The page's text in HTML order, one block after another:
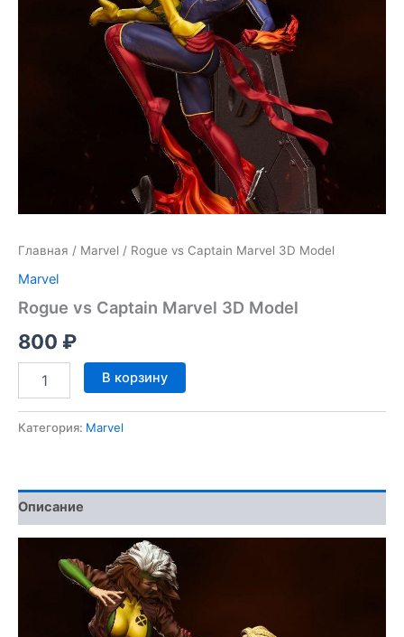
Главная / Marvel / Rogue vs Captain Marvel 3D Model
Marvel
Rogue vs Captain Marvel 3D Model
800 ₽
Количество
товара
vs
Model
В корзину
Категория: Marvel
Описание